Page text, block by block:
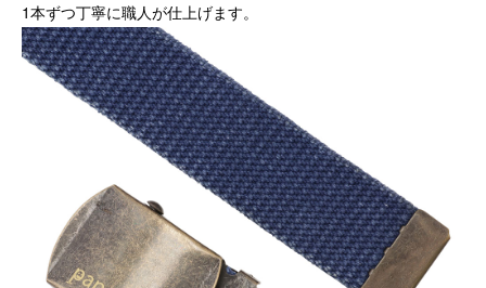
1本ずつ丁寧に職人が仕上げます。